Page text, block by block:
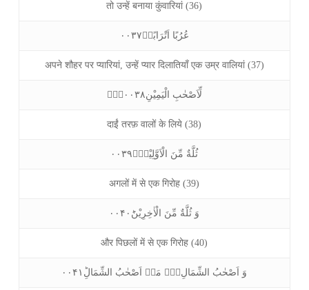
तो उन्हें बनाया कुंवारियां (36)
عُرُبًا اَتْرَابًاۙ۰۰۳۷
अपने शौहर पर प्यारियां, उन्हें प्यार दिलातियाँ एक उम्र वालियां (37)
لِّاَصْحٰبِ الْيَمِيْنِ٢ؕؒ۰۰۳۸
दाईं तरफ़ वालों के लिये (38)
ثُلَّةٌ مِّنَ الْاَوَّلِيْنَۙ۰۰۳۹
अगलों में से एक गिरोह (39)
وَ ثُلَّةٌ مِّنَ الْاٰخِرِيْنَؕ۰۰۴۰
और पिछलों में से एक गिरोह (40)
وَ اَصْحٰبُ الشِّمَالِ١ۙ۬ مَاۤ اَصْحٰبُ الشِّمَالِؕ۰۰۴۱